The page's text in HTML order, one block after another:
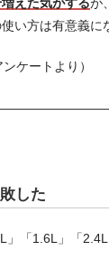
えた気がするが
い方は有意義に
ケートより）
した
」「1.6L」「